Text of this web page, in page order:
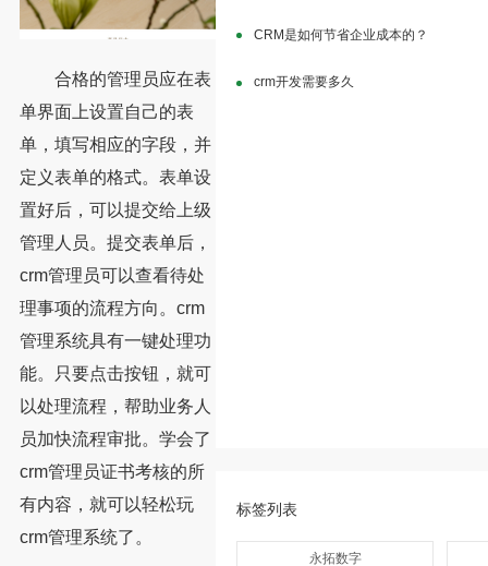
合格的管理员应在表
单界面上设置自己的表
单，填写相应的字段，并
定义表单的格式。表单设
置好后，可以提交给上级
管理人员。提交表单后，
crm管理员可以查看待处
理事项的流程方向。crm
管理系统具有一键处理功
能。只要点击按钮，就可
以处理流程，帮助业务人
员加快流程审批。学会了
crm管理员证书考核的所
有内容，就可以轻松玩
crm管理系统了。
CRM是如何节省企业成本的？
crm开发需要多久
标签列表
永拓数字